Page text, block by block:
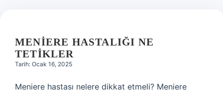
MENIERE HASTALIĞI NE
TETIKLER
Tarih: Ocak 16, 2025
Meniere hastası nelere dikkat etmeli? Meniere